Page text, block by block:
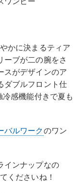
かに決まるティア
ーブが二の腕をさ
スがデザインのア
ダブルフロント仕
感機能付きで夏も
バルワークのワン
インナップなの
くださいね！